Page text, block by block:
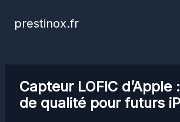
prestinox.fr
Capteur LOFIC d’Apple
de qualité pour futurs